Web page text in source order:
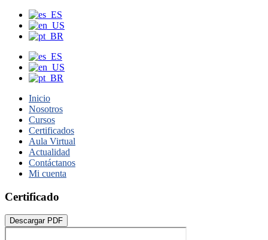
Inicio
Nosotros
Cursos
Certificados
Aula Virtual
Actualidad
Contáctanos
Mi cuenta
Certificado
Descargar PDF